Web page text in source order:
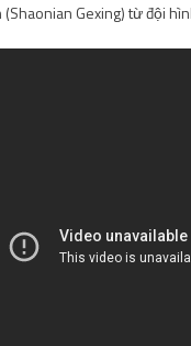
Gexing) từ đội